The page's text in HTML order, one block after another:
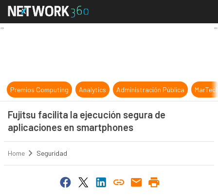
Fujitsu facilita la ejecución segura
Premios Computing Analytics Administración Pública
Fujitsu facilita la ejecución segura de
aplicaciones en smartphones
Home Seguridad